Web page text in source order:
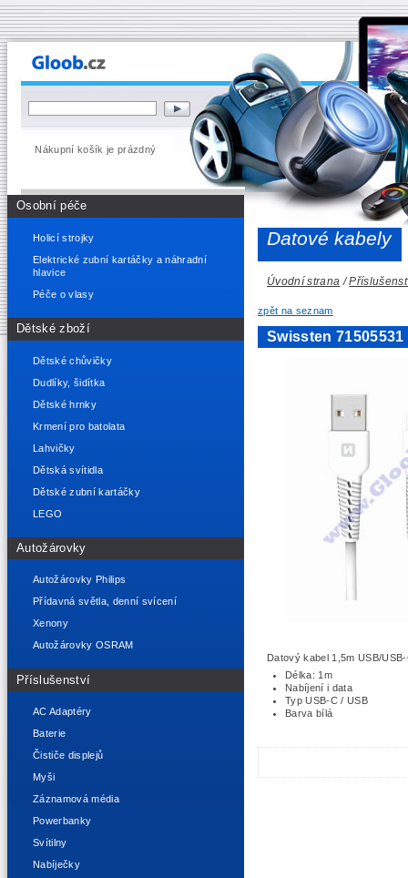
Nákupní košík je prázdný
Osobní péče
Holicí strojky
Elektrické zubní kartáčky a náhradní
hlavice
Péče o vlasy
Dětské zboží
Dětské chůvičky
Dudlíky, šidítka
Dětské hrnky
Krmení pro batolata
Lahvičky
Dětská svítidla
Dětské zubní kartáčky
LEGO
Autožárovky
Autožárovky Philips
Přídavná světla, denní svícení
Xenony
Autožárovky OSRAM
Příslušenství
AC Adaptéry
Baterie
Čističe displejů
Myši
Záznamová média
Powerbanky
Svítilny
Nabíječky
Datové kabely
Úvodní strana /
zpět na seznam
Swissten
Datový kabel 1,5m USB/
Délka: 1m
Nabíjení i data
Typ USB-C / USB
Barva bílá